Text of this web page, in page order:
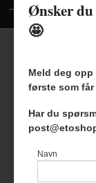
Frakt
Ønsker du
🤩
Meld deg
første som
Har du
Navn